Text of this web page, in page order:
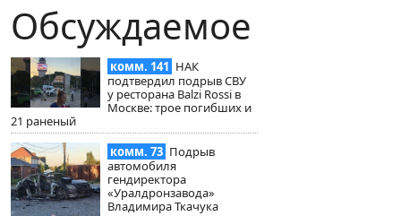
Обсуждаемое
комм. 141 НАК
подтвердил подрыв СВУ
у ресторана Balzi Rossi в
Москве: трое погибших и
21 раненый
комм. 73 Подрыв
автомобиля
гендиректора
«Уралдронзавода»
Владимира Ткачука